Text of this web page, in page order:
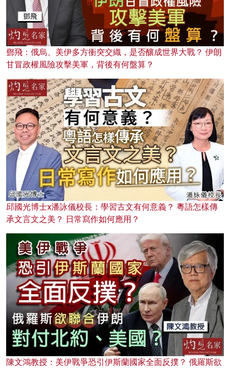
鄧飛：俄烏、美伊多方衝突交織，是否釀成世界大戰？ 伊朗
甘冒政權風險攻擊美軍，背後有何盤算？
邱國光博士x潘詠儀校長：學習古文有何意義？ 粵語怎樣傳
承文言文之美？ 日常寫作如何應用？
陳文鴻教授：美伊戰爭恐引伊斯蘭國家全面反撲？ 俄羅斯欲